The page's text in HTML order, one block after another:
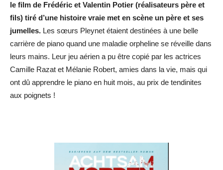
le film de Frédéric et Valentin Potier (réalisateurs père et
fils) tiré d’une histoire vraie met en scène un père et ses
jumelles. Les sœurs Pleynet étaient destinées à une belle
carrière de piano quand une maladie orpheline se réveille dans
leurs mains. Leur jeu aérien a pu être copié par les actrices
Camille Razat et Mélanie Robert, amies dans la vie, mais qui
ont dû apprendre le piano en huit mois, au prix de tendinites
aux poignets !